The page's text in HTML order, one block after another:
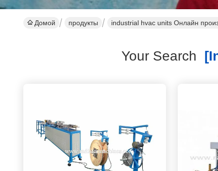
Домой продукты industrial hvac units Онлайн
Your Search